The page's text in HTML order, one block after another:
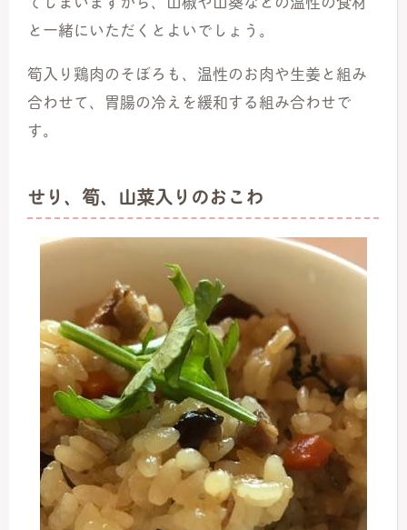
と一緒にいただくとよいでしょう。
筍入り鶏肉のそぼろも、温性のお肉や生姜と組み
合わせて、胃腸の冷えを緩和する組み合わせで
す。
せり、筍、山菜入りのおこわ